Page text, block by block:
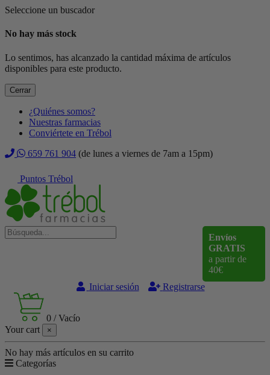
Seleccione un buscador
No hay más stock
Lo sentimos, has alcanzado la cantidad máxima de artículos
disponibles para este producto.
Cerrar
¿Quiénes somos?
Nuestras farmacias
Conviértete en Trébol
659 761 904 (de lunes a viernes de 7am a 15pm)
Puntos Trébol
Envíos
GRATIS
a partir de
40€
Iniciar sesión
Registrarse
0 /Vacío
Your cart
×
No hay más artículos en su carrito
Categorías